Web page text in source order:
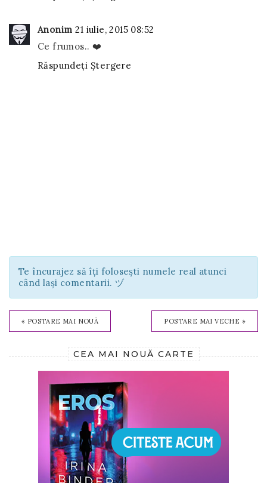
Anonim 21 iulie, 2015 08:52
Ce frumos.. ❤️
Răspundeți Ștergere
Te încurajez să îți folosești numele real atunci
când lași comentarii. ヅ
« POSTARE MAI NOUĂ POSTARE MAI VECHE »
CEA MAI NOUĂ CARTE